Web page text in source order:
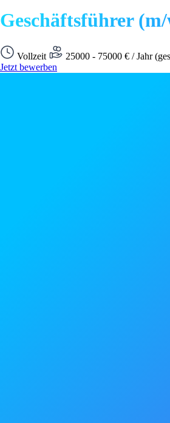
Geschäftsführer
Vollzeit 25000 - 75000 € / Jahr
Jetzt bewerben